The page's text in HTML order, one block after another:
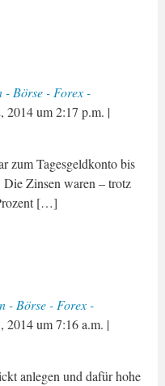
Börse - Forex -
2014um2:17 p.m. |
Tagesgeldkonto bis
Die Zinsen waren – trotz
[…]
- Börse - Forex -
2014um7:16 a.m. |
anlegen und dafür hohe